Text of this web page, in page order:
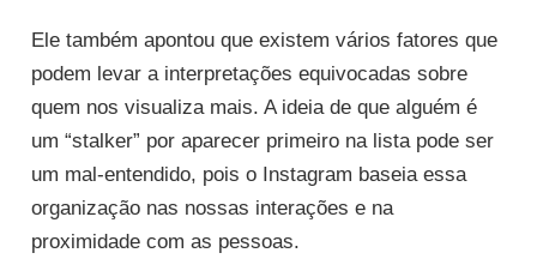
Ele também apontou que existem vários fatores que
podem levar a interpretações equivocadas sobre
quem nos visualiza mais. A ideia de que alguém é
um “stalker” por aparecer primeiro na lista pode ser
um mal-entendido, pois o Instagram baseia essa
organização nas nossas interações e na
proximidade com as pessoas.